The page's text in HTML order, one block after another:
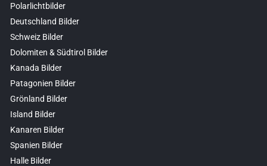
Polarlichtbilder
Deutschland Bilder
Schweiz Bilder
Dolomiten & Südtirol Bilder
Kanada Bilder
Patagonien Bilder
Grönland Bilder
Island Bilder
Kanaren Bilder
Spanien Bilder
Halle Bilder